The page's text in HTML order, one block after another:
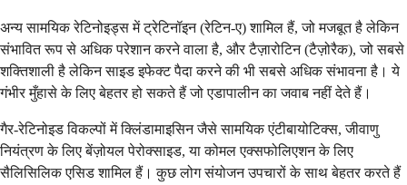
अन्य सामयिक रेटिनोइड्स में ट्रेटिनॉइन (रेटिन-ए) शामिल हैं, जो मजबूत है लेकिन
संभावित रूप से अधिक परेशान करने वाला है, और टैज़ारोटिन (टैज़ोरैक), जो सबसे
शक्तिशाली है लेकिन साइड इफेक्ट पैदा करने की भी सबसे अधिक संभावना है। ये
गंभीर मुँहासे के लिए बेहतर हो सकते हैं जो एडापालीन का जवाब नहीं देते हैं।
गैर-रेटिनोइड विकल्पों में क्लिंडामाइसिन जैसे सामयिक एंटीबायोटिक्स, जीवाणु
नियंत्रण के लिए बेंज़ोयल पेरोक्साइड, या कोमल एक्सफोलिएशन के लिए
सैलिसिलिक एसिड शामिल हैं। कुछ लोग संयोजन उपचारों के साथ बेहतर करते हैं